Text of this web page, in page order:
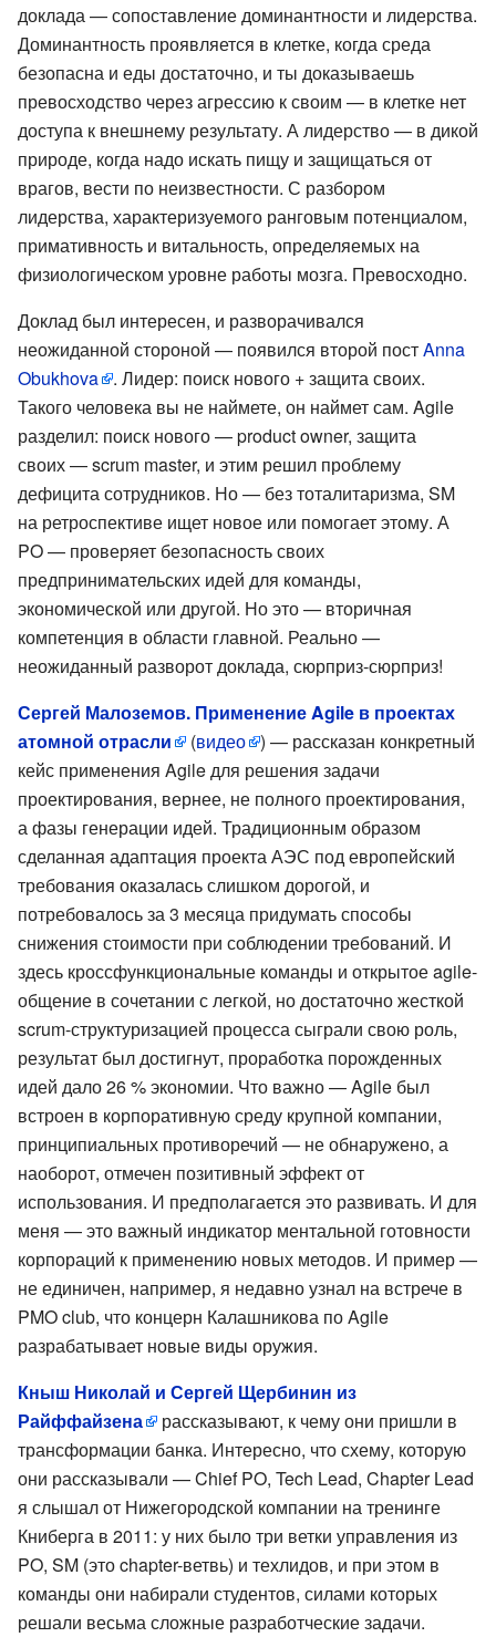
доклада — сопоставление доминантности и лидерства.
Доминантность проявляется в клетке, когда среда
безопасна и еды достаточно, и ты доказываешь
превосходство через агрессию к своим — в клетке нет
доступа к внешнему результату. А лидерство — в дикой
природе, когда надо искать пищу и защищаться от
врагов, вести по неизвестности. С разбором
лидерства, характеризуемого ранговым потенциалом,
примативность и витальность, определяемых на
физиологическом уровне работы мозга. Превосходно.
Доклад был интересен, и разворачивался
неожиданной стороной — появился второй постAnna
Obukhova
. Лидер: поиск нового + защита своих.
Такого человека вы не наймете, он наймет сам. Agile
разделил: поиск нового — product owner, защита
своих — scrum master, и этим решил проблему
дефицита сотрудников. Но — без тоталитаризма, SM
на ретроспективе ищет новое или помогает этому. А
PO — проверяет безопасность своих
предпринимательских идей для команды,
экономической или другой. Но это — вторичная
компетенция в области главной. Реально —
неожиданный разворот доклада, сюрприз-сюрприз!
Сергей Малоземов. Применение Agile в проектах
атомной отрасли
(видео ) — рассказан конкретный
кейс применения Agile для решения задачи
проектирования, вернее, не полного проектирования,
а фазы генерации идей. Традиционным образом
сделанная адаптация проекта АЭС под европейский
требования оказалась слишком дорогой, и
потребовалось за 3 месяца придумать способы
снижения стоимости при соблюдении требований. И
здесь кроссфункциональные команды и открытое agile-
общение в сочетании с легкой, но достаточно жесткой
scrum-структуризацией процесса сыграли свою роль,
результат был достигнут, проработка порожденных
идей дало 26 % экономии. Что важно — Agile был
встроен в корпоративную среду крупной компании,
принципиальных противоречий — не обнаружено, а
наоборот, отмечен позитивный эффект от
использования. И предполагается это развивать. И для
меня — это важный индикатор ментальной готовности
корпораций к применению новых методов. И пример —
не единичен, например, я недавно узнал на встрече в
PMO club, что концерн Калашникова по Agile
разрабатывает новые виды оружия.
Кныш Николай и Сергей Щербинин из
Райффайзена
рассказывают, к чему они пришли в
трансформации банка. Интересно, что схему, которую
они рассказывали — Chief PO, Tech Lead, Chapter Lead
я слышал от Нижегородской компании на тренинге
Книберга в 2011: у них было три ветки управления из
PO, SM (это chapter-ветвь) и техлидов, и при этом в
команды они набирали студентов, силами которых
решали весьма сложные разработческие задачи.